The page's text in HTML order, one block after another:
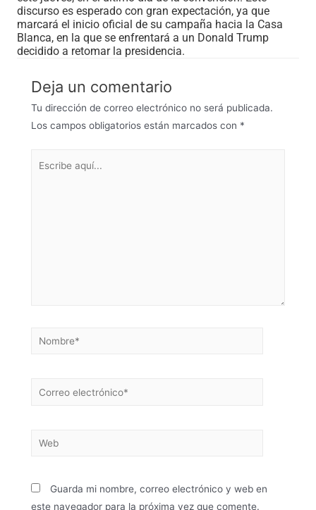
discurso es esperado con gran expectación, ya que
marcará el inicio oficial de su campaña hacia la Casa
Blanca, en la que se enfrentará a un Donald Trump
decidido a retomar la presidencia.
Deja un comentario
Tu dirección de correo electrónico no será publicada.
Los campos obligatorios están marcados con *
Guarda mi nombre, correo electrónico y web en
este navegador para la próxima vez que comente.